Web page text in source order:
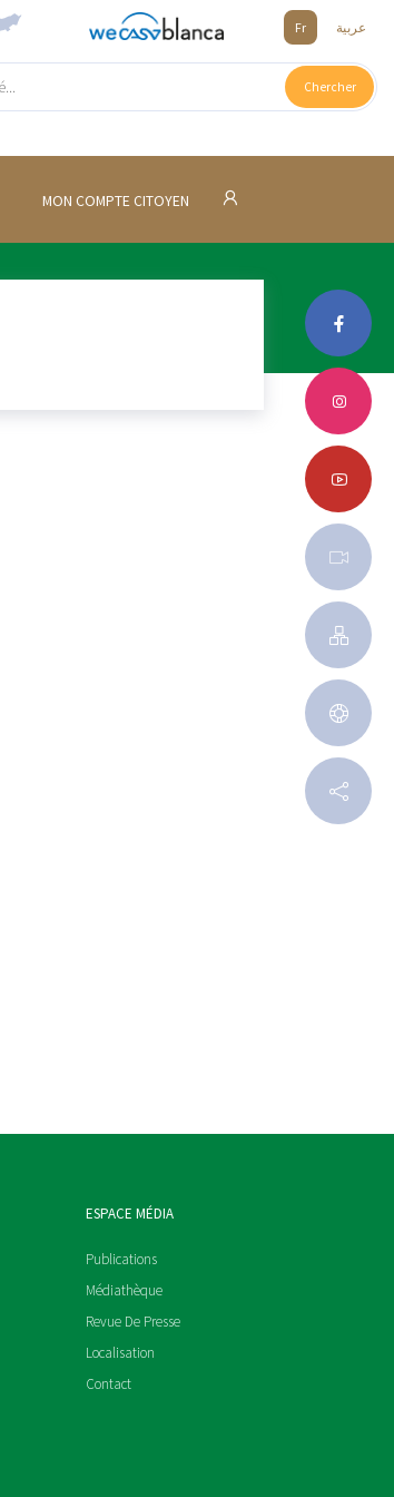
Fr عربية
Chercher
MON COMPTE CITOYEN
ESPACE MÉDIA
Publications
Médiathèque
Revue De Presse
Localisation
Contact